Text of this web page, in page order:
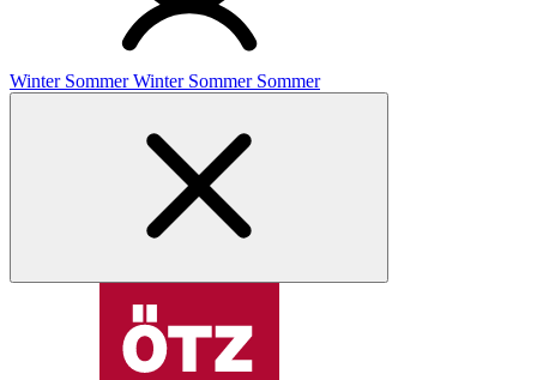
Winter Sommer Winter Sommer Sommer